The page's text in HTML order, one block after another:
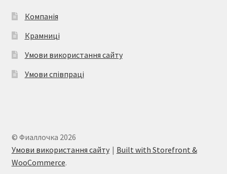
Компанія
Крамниці
Умови використання сайту
Умови співпраці
© Фиаллочка 2026
Умови використання сайту
Built with Storefront &
WooCommerce.